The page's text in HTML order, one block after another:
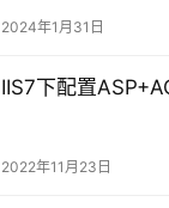
2024年1月31日
IIS7下配置
2022年11月23日